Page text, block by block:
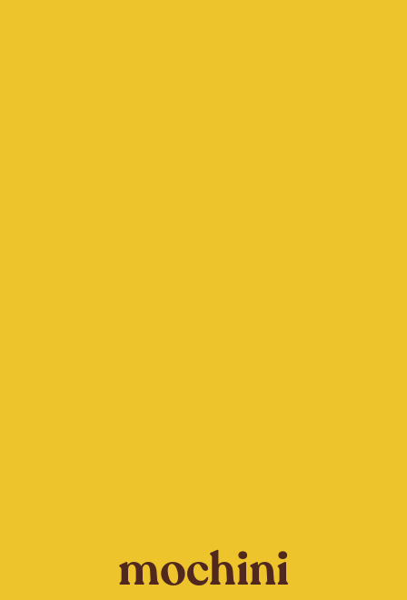
mochini